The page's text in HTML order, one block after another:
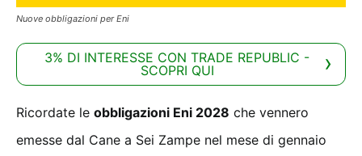
Nuove obbligazioni per Eni
3% DI INTERESSE CON TRADE REPUBLIC -
SCOPRI QUI
Ricordate le obbligazioni Eni 2028 che vennero
emesse dal Cane a Sei Zampe nel mese di gennaio